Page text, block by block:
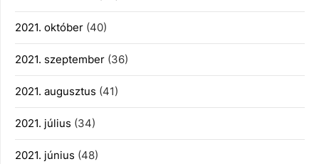
2021. október (40)
2021. szeptember (36)
2021. augusztus (41)
2021. július (34)
2021. június (48)